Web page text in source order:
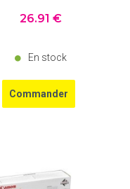
26.91 €
En stock